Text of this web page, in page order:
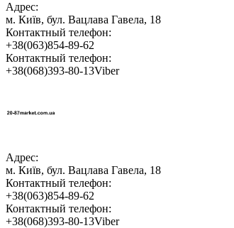
Адрес:
м. Київ, бул. Вацлава Гавела, 18
Контактный телефон:
+38(063)854-89-62
Контактный телефон:
+38(068)393-80-13Viber
Адрес:
м. Київ, бул. Вацлава Гавела, 18
Контактный телефон:
+38(063)854-89-62
Контактный телефон:
+38(068)393-80-13Viber